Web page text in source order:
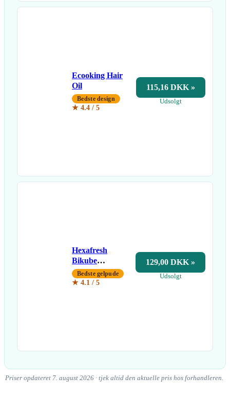
Ecooking Hair
Oil
Bedste design
★ 4.4 / 5
115,16 DKK »
Udsolgt
Hexafresh
Bikube
Gelpude
Bedste gelpude
★ 4.1 / 5
129,00 DKK »
Udsolgt
Priser opdateret 7. august 2026 · tjek altid den aktuelle pris hos forhandleren.